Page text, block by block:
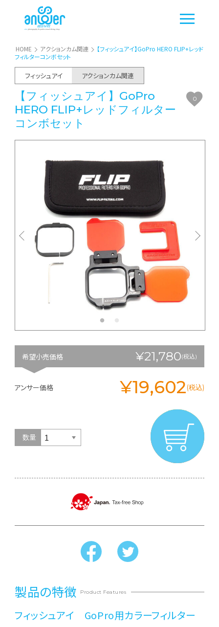
HOME アクションカム関連
【フィッシュアイ】GoPro HERO FLIP+レッド
フィルターコンボセット
フィッシュアイ アクションカム関連
【フィッシュアイ】GoPro
HERO FLIP+レッドフィルター
コンボセット
0
希望小売価格 ¥21,780(税込)
アンサー価格 ¥19,602(税込)
数量
製品の特徴 Product Features
フィッシュアイ GoPro用カラーフィルター